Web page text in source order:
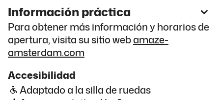
Información práctica
Para obtener más información y horarios de
apertura, visita su sitio webamaze-
amsterdam.com
Accesibilidad
Adaptado a la silla de ruedas